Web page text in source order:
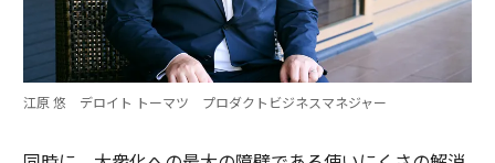
江原 悠 デロイト トーマツ プロダクトビジネスマネジャー